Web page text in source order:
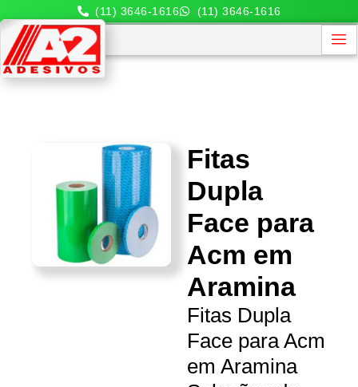
(11) 3646-1616 (11) 3646-1616
Fitas
Dupla
Face para
Acm em
Aramina
Fitas Dupla
Face para Acm
em Aramina